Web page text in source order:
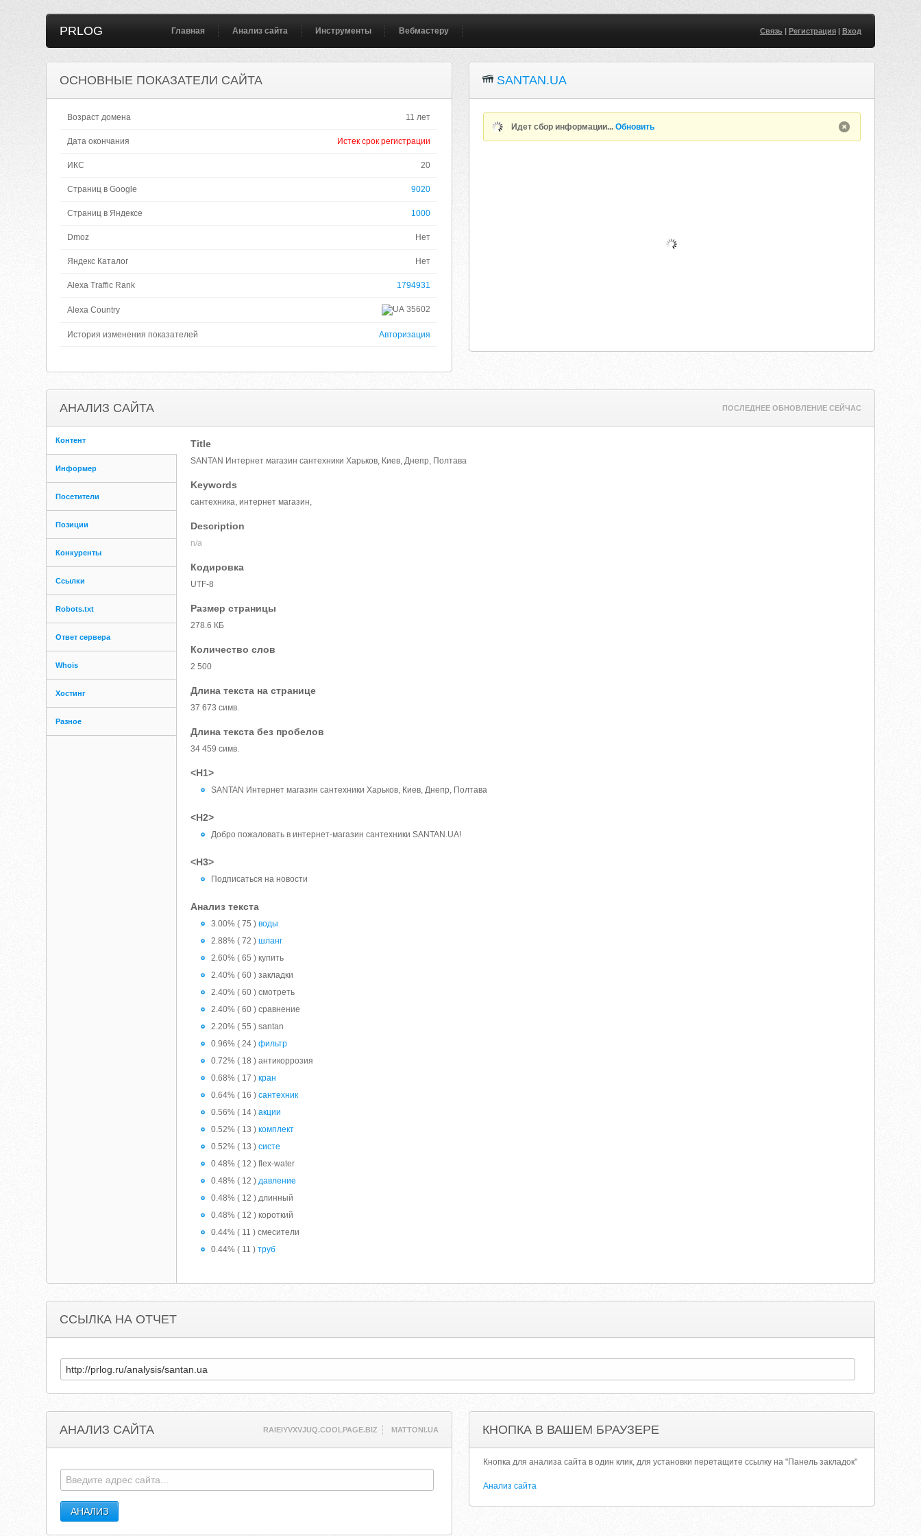
PRLOG Главная Анализ сайта Инструменты Вебмастеру Связь| Регистрация| Вход
ОСНОВНЫЕ ПОКАЗАТЕЛИ САЙТА
Возраст домена 11 лет
Дата окончания Истек срок регистрации
ИКС 20
Страниц в Google 9020
Страниц в Яндексе 1000
Dmoz Нет
Яндекс Каталог Нет
Alexa Traffic Rank 1794931
Alexa Country 35602
История изменения показателей Авторизация
SANTAN.UA
Идет сбор информации...Обновить
АНАЛИЗ САЙТА ПОСЛЕДНЕЕ ОБНОВЛЕНИЕ СЕЙЧАС
Контент
Информер
Посетители
Позиции
Конкуренты
Ссылки
Robots.txt
Ответ сервера
Whois
Хостинг
Разное
Title
SANTAN Интернет магазин сантехники Харьков, Киев, Днепр, Полтава
Keywords
сантехника, интернет магазин,
Description
n/a
Кодировка
UTF-8
Размер страницы
278.6 КБ
Количество слов
2 500
Длина текста на странице
37 673 симв.
Длина текста без пробелов
34 459 симв.
<H1>
SANTAN Интернет магазин сантехники Харьков, Киев, Днепр, Полтава
<H2>
Добро пожаловать в интернет-магазин сантехники SANTAN.UA!
<H3>
Подписаться на новости
Анализ текста
3.00% ( 75 )воды
2.88% ( 72 )шланг
2.60% ( 65 ) купить
2.40% ( 60 ) закладки
2.40% ( 60 ) смотреть
2.40% ( 60 ) сравнение
2.20% ( 55 ) santan
0.96% ( 24 )фильтр
0.72% ( 18 ) антикоррозия
0.68% ( 17 )кран
0.64% ( 16 )сантехник
0.56% ( 14 )акции
0.52% ( 13 )комплект
0.52% ( 13 )систе
0.48% ( 12 ) flex-water
0.48% ( 12 )давление
0.48% ( 12 ) длинный
0.48% ( 12 ) короткий
0.44% ( 11 ) смесители
0.44% ( 11 )труб
ССЫЛКА НА ОТЧЕТ
АНАЛИЗ САЙТА RAIEIYVXVJUQ.COOLPAGE.BIZ MATTONI.UA КНОПКА В ВАШЕМ БРАУЗЕРЕ
Кнопка для анализа сайта в один клик, для установки перетащите ссылку на "Панель закладок"
Анализ сайта